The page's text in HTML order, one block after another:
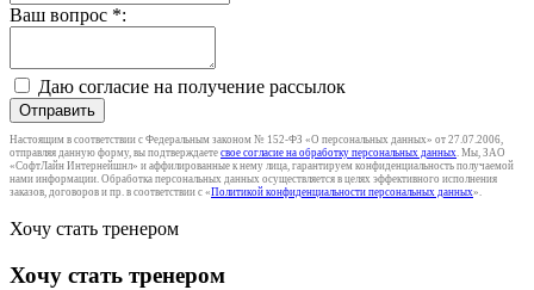
Ваш вопрос *:
Даю согласие на получение рассылок
Отправить
Настоящим в соответствии с Федеральным законом № 152-ФЗ «О персональных данных» от 27.07.2006,
отправляя данную форму, вы подтверждаете свое согласие на обработку персональных данных. Мы, ЗАО
«СофтЛайн Интернейшнл» и аффилированные к нему лица, гарантируем конфиденциальность получаемой
нами информации. Обработка персональных данных осуществляется в целях эффективного исполнения
заказов, договоров и пр. в соответствии с «Политикой конфиденциальности персональных данных».
Хочу стать тренером
Хочу стать тренером